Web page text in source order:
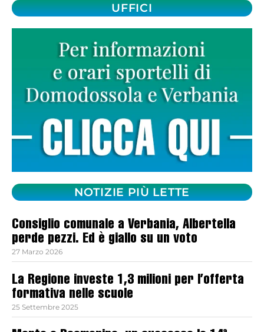
UFFICI
NOTIZIE PIÙ LETTE
Consiglio comunale a Verbania, Albertella
perde pezzi. Ed è giallo su un voto
27 Marzo 2026
La Regione investe 1,3 milioni per l’offerta
formativa nelle scuole
25 Settembre 2025